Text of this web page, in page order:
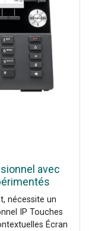
avec
nécessite un
IP Touches
Écran